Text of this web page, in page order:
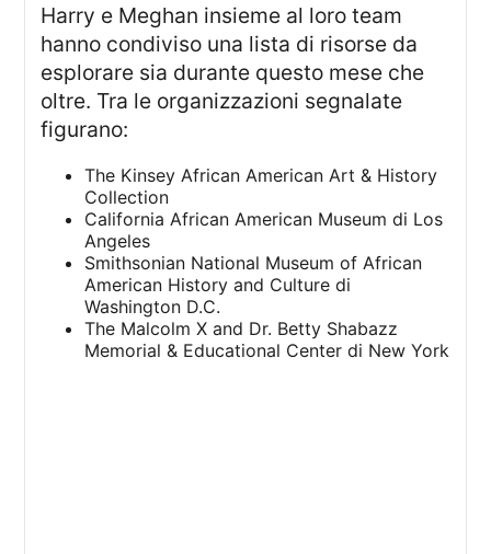
Harry e Meghan insieme al loro team
hanno condiviso una lista di risorse da
esplorare sia durante questo mese che
oltre. Tra le organizzazioni segnalate
figurano:
The Kinsey African American Art & History
Collection
California African American Museum di Los
Angeles
Smithsonian National Museum of African
American History and Culture di
Washington D.C.
The Malcolm X and Dr. Betty Shabazz
Memorial & Educational Center di New York